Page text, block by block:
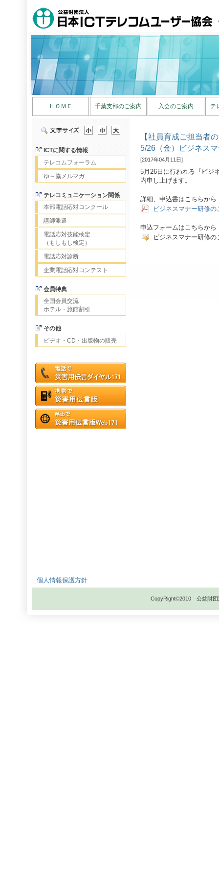
ＨＯＭＥ 千葉支部のご案内 入会のご案内 テ
ICTに関する情報
テレコムフォーラム
ゆ～協メルマガ
テレコミュニケーション関係
本部電話応対コンクール
講師派遣
電話応対技能検定
（もしもし検定）
電話応対診断
企業電話応対コンテスト
会員特典
全国会員交流
ホテル・旅館割引
その他
ビデオ・CD・出版物の販売
【社員育成ご担当者
5/26（金）ビジネス
[2017年04月11日]
5月26日に行われる『ビジ
内申し上げます。
詳細、申込書はこちらから
ビジネスマナー研修
申込フォームはこちらから
ビジネスマナー研修
個人情報保護方針
CopyRight©2010 公益財団